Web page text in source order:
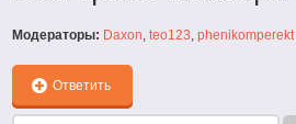
Модераторы: Daxon,teo123,phenikomperekt
Ответить